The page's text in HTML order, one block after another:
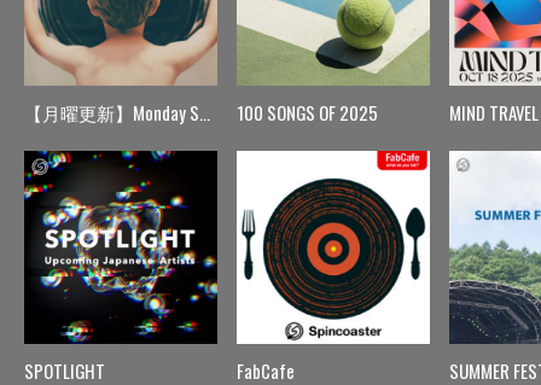
【月曜更新】Monday Spin
SPOTLIGHT
100 SONGS OF 2025
FabCafe
MIND TRAVEL
SUMMER